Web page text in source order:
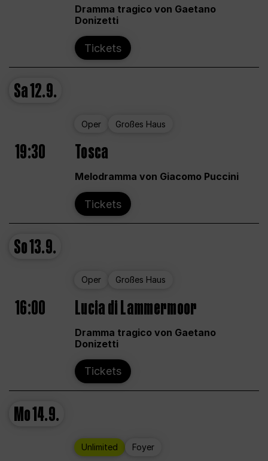
Dramma tragico von Gaetano
Donizetti
Tickets
Sa12.9.
Oper Großes Haus
19:30 Tosca
Melodramma von Giacomo Puccini
Tickets
So13.9.
Oper Großes Haus
16:00 Lucia di Lammermoor
Dramma tragico von Gaetano
Donizetti
Tickets
Mo14.9.
Unlimited Foyer